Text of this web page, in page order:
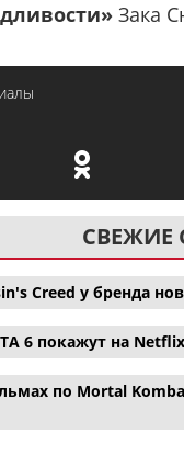
Зака
СВЕЖИЕ
Creed у бренда
6 покажут на Netflix
по Mortal